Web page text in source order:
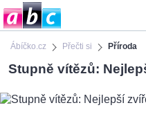
Ábíčko.cz Přečti si Příroda
Stupně vítězů: